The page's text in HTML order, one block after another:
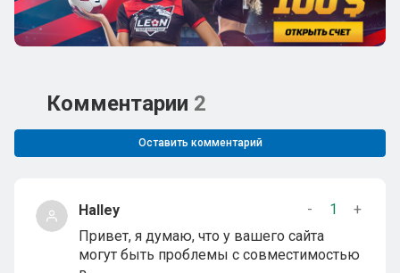
Комментарии 2
Оставить комментарий
Halley - 1
+
Привет, я думаю, что у вашего сайта
могут быть проблемы с совместимостью